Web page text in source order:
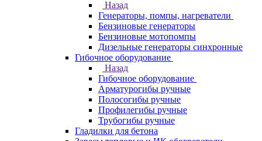
Назад
Генераторы, помпы, нагреватели
Бензиновые генераторы
Бензиновые мотопомпы
Дизельные генераторы синхронные
Гибочное оборудование
Назад
Гибочное оборудование
Арматурогибы ручные
Полосогибы ручные
Профилегибы ручные
Трубогибы ручные
Гладилки для бетона